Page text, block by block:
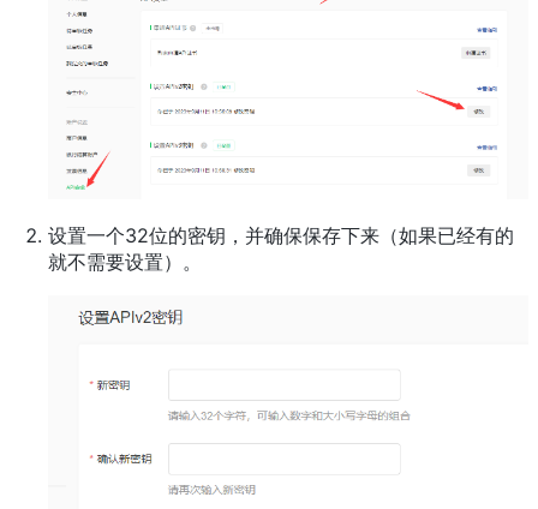
设置一个32位的密钥，并确保保存下来（如果已经有的
就不需要设置）。